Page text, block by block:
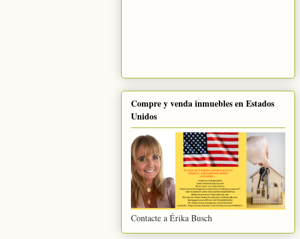
Compre y venda inmuebles en Estados
Unidos
Contacte a Érika Busch